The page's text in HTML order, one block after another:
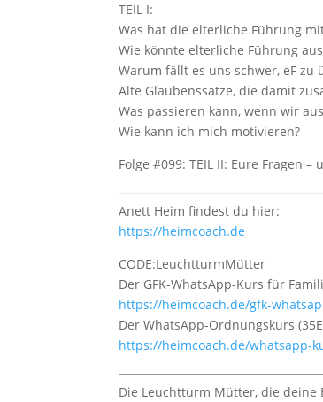
TEIL I:
Was hat die elterliche Führung
Wie könnte elterliche Führung
Warum fällt es uns schwer, eF zu
Alte Glaubenssätze, die damit
Was passieren kann, wenn wir
Wie kann ich mich motivieren?
Folge #099: TEIL II: Eure Fragen
Anett Heim findest du hier:
https://heimcoach.de
CODE:LeuchtturmMütter
Der GFK-WhatsApp-Kurs für
https://heimcoach.de/gfk-
Der WhatsApp-Ordnungskurs
https://heimcoach.de/whatsapp-
Die Leuchtturm Mütter, die deine